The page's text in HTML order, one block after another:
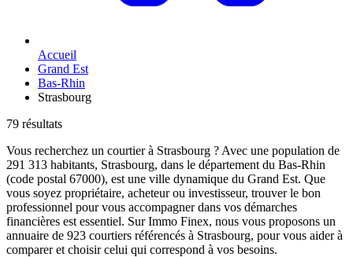
Accueil
Grand Est
Bas-Rhin
Strasbourg
79 résultats
Vous recherchez un courtier à Strasbourg ? Avec une population de
291 313 habitants, Strasbourg, dans le département du Bas-Rhin
(code postal 67000), est une ville dynamique du Grand Est. Que
vous soyez propriétaire, acheteur ou investisseur, trouver le bon
professionnel pour vous accompagner dans vos démarches
financières est essentiel. Sur Immo Finex, nous vous proposons un
annuaire de 923 courtiers référencés à Strasbourg, pour vous aider à
comparer et choisir celui qui correspond à vos besoins.